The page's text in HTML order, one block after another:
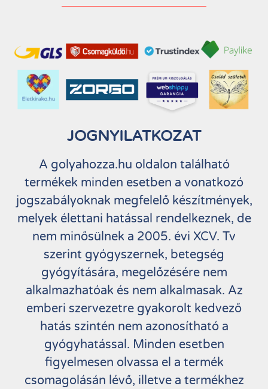
JOGNYILATKOZAT
A golyahozza.hu oldalon található
termékek minden esetben a vonatkozó
jogszabályoknak megfelelő készítmények,
melyek élettani hatással rendelkeznek, de
nem minősülnek a 2005. évi XCV. Tv
szerint gyógyszernek, betegség
gyógyítására, megelőzésére nem
alkalmazhatóak és nem alkalmasak. Az
emberi szervezetre gyakorolt kedvező
hatás szintén nem azonosítható a
gyógyhatással. Minden esetben
figyelmesen olvassa el a termék
csomagolásán lévő, illetve a termékhez